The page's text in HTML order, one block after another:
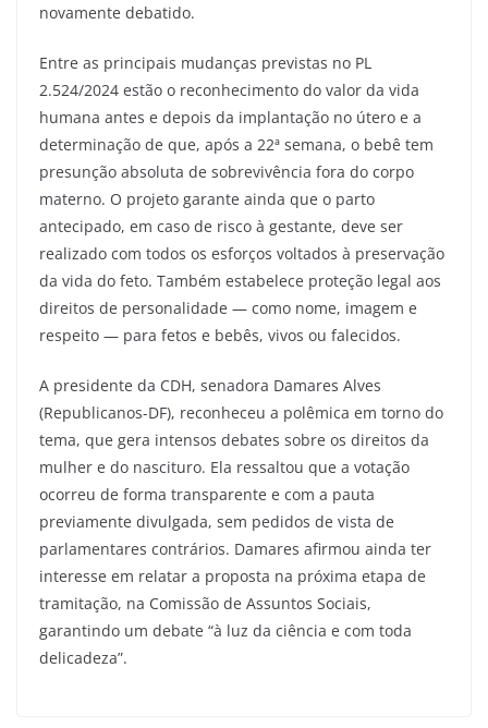
novamente debatido.
Entre as principais mudanças previstas no PL
2.524/2024 estão o reconhecimento do valor da vida
humana antes e depois da implantação no útero e a
determinação de que, após a 22ª semana, o bebê tem
presunção absoluta de sobrevivência fora do corpo
materno. O projeto garante ainda que o parto
antecipado, em caso de risco à gestante, deve ser
realizado com todos os esforços voltados à preservação
da vida do feto. Também estabelece proteção legal aos
direitos de personalidade — como nome, imagem e
respeito — para fetos e bebês, vivos ou falecidos.
A presidente da CDH, senadora Damares Alves
(Republicanos-DF), reconheceu a polêmica em torno do
tema, que gera intensos debates sobre os direitos da
mulher e do nascituro. Ela ressaltou que a votação
ocorreu de forma transparente e com a pauta
previamente divulgada, sem pedidos de vista de
parlamentares contrários. Damares afirmou ainda ter
interesse em relatar a proposta na próxima etapa de
tramitação, na Comissão de Assuntos Sociais,
garantindo um debate “à luz da ciência e com toda
delicadeza”.